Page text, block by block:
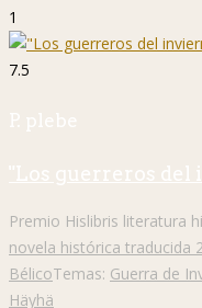
1
7.5
P. plebe
"Los guerreros del
Premio Hislibris literatura
novela histórica traducida
BélicoTemas: Guerra de
Häyhä